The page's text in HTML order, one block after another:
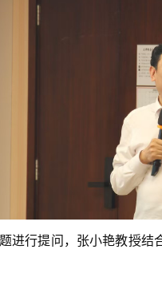
进行提问，张小艳教授